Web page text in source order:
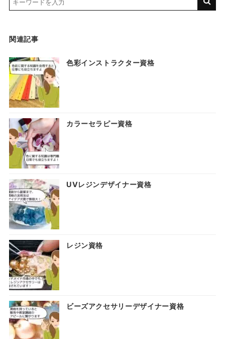
関連記事
色彩インストラクター資格
カラーセラピー資格
UVレジンデザイナー資格
レジン資格
ビーズアクセサリーデザイナー資格